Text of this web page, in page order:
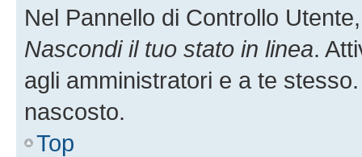
Nel Pannello di Controllo
Nascondi il tuo stato in linea.
agli amministratori e a te
nascosto.
Top